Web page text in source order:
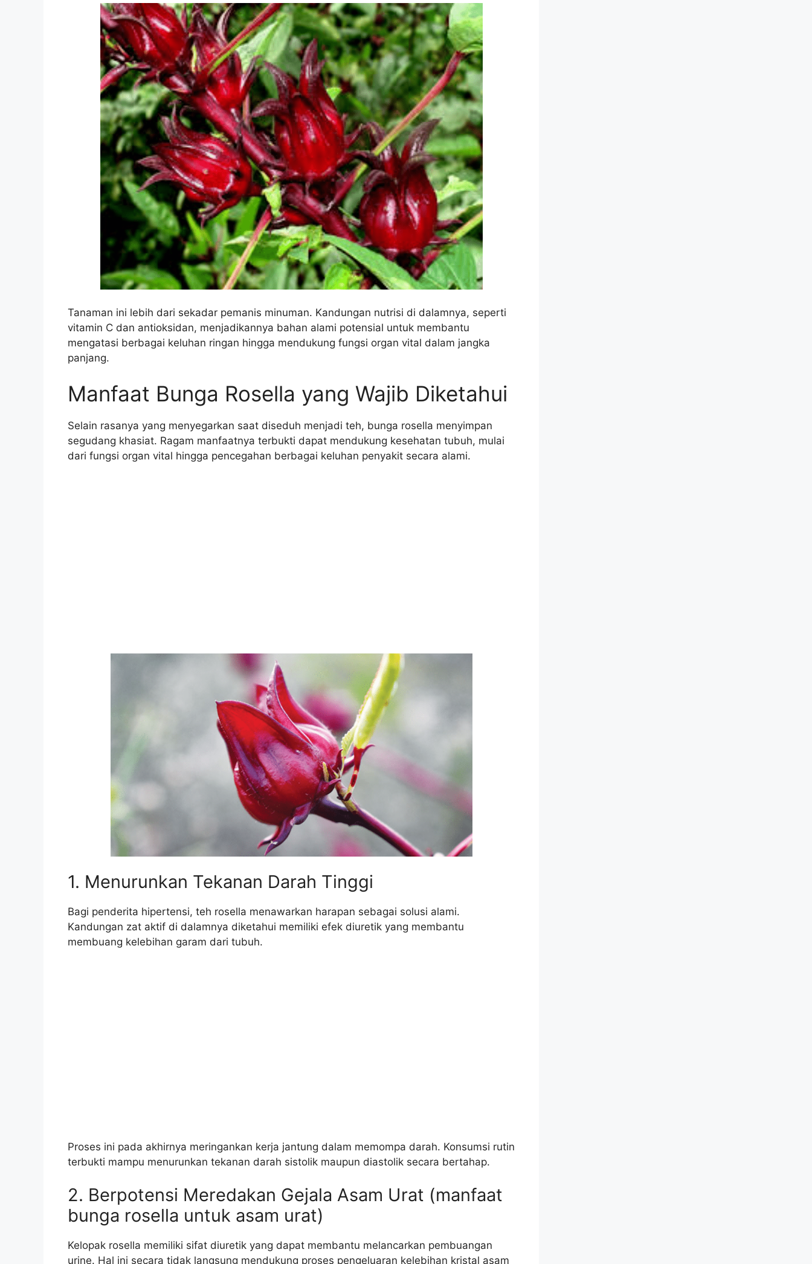
Tanaman ini lebih dari sekadar pemanis minuman. Kandungan nutrisi di dalamnya, seperti
vitamin C dan antioksidan, menjadikannya bahan alami potensial untuk membantu
mengatasi berbagai keluhan ringan hingga mendukung fungsi organ vital dalam jangka
panjang.
Manfaat Bunga Rosella yang Wajib Diketahui
Selain rasanya yang menyegarkan saat diseduh menjadi teh, bunga rosella menyimpan
segudang khasiat. Ragam manfaatnya terbukti dapat mendukung kesehatan tubuh, mulai
dari fungsi organ vital hingga pencegahan berbagai keluhan penyakit secara alami.
1. Menurunkan Tekanan Darah Tinggi
Bagi penderita hipertensi, teh rosella menawarkan harapan sebagai solusi alami.
Kandungan zat aktif di dalamnya diketahui memiliki efek diuretik yang membantu
membuang kelebihan garam dari tubuh.
Proses ini pada akhirnya meringankan kerja jantung dalam memompa darah. Konsumsi rutin
terbukti mampu menurunkan tekanan darah sistolik maupun diastolik secara bertahap.
2. Berpotensi Meredakan Gejala Asam Urat (manfaat
bunga rosella untuk asam urat)
Kelopak rosella memiliki sifat diuretik yang dapat membantu melancarkan pembuangan
urine. Hal ini secara tidak langsung mendukung proses pengeluaran kelebihan kristal asam